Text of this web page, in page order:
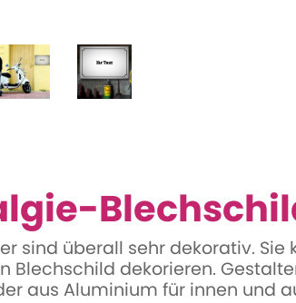
sind überall sehr dekorativ.
Blechschild dekorieren.
aus Aluminium für innen und